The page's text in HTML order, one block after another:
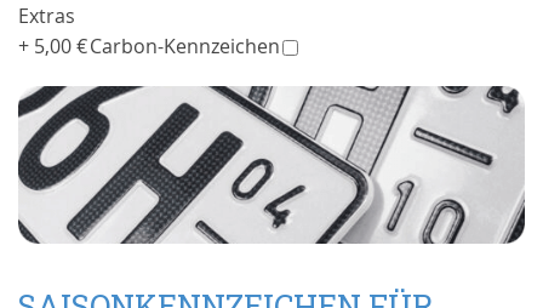
Extras
+ 5,00 €Carbon-Kennzeichen